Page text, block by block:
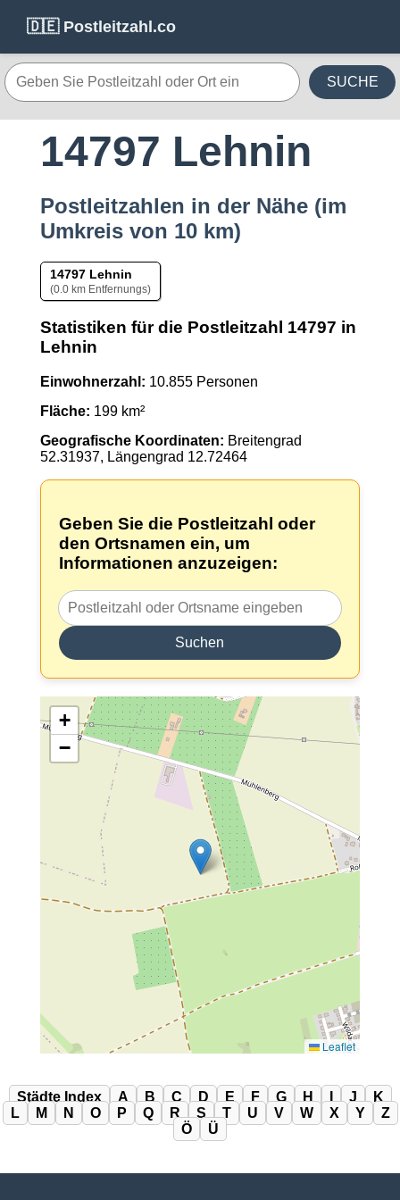
🇩🇪 Postleitzahl.co
SUCHE
14797 Lehnin
Postleitzahlen in der Nähe (im
Umkreis von 10 km)
14797 Lehnin
(0.0 km Entfernungs)
Statistiken für die Postleitzahl 14797 in
Lehnin
Einwohnerzahl: 10.855 Personen
Fläche: 199 km²
Geografische Koordinaten: Breitengrad
52.31937, Längengrad 12.72464
Geben Sie die Postleitzahl oder
den Ortsnamen ein, um
Informationen anzuzeigen:
Suchen
+
−
Leaflet
Städte Index A B C D E F G H J
K
L
M N O P Q R S T U V W X Y
Z
Ö
Ü